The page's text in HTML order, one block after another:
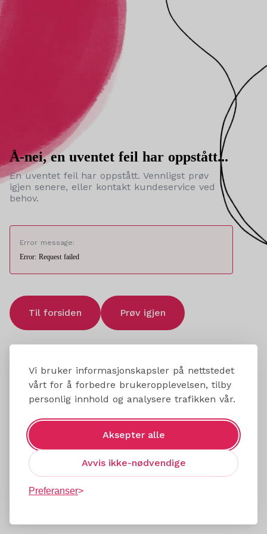
Vi bruker informasjonskapsler på nettstedet
vårt for å forbedre brukeropplevelsen, tilby
personlig innhold og analysere trafikken vår.
Aksepter alle
Avvis ikke-nødvendige
Preferanser
Å-nei, en uventet feil har oppstått...
En uventet feil har oppstått. Vennligst prøv
igjen senere, eller kontakt kundeservice ved
behov.
Error message:
Error: Request failed
Til forsiden Prøv igjen